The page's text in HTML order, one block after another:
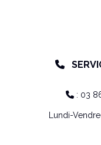

 : 03
Lundi-